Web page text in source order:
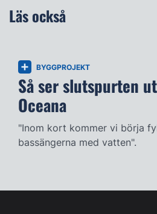
Läs också
BYGGPROJEKT
Så ser slutspurten
Oceana
"Inom kort kommer vi börja
bassängerna med vatten".